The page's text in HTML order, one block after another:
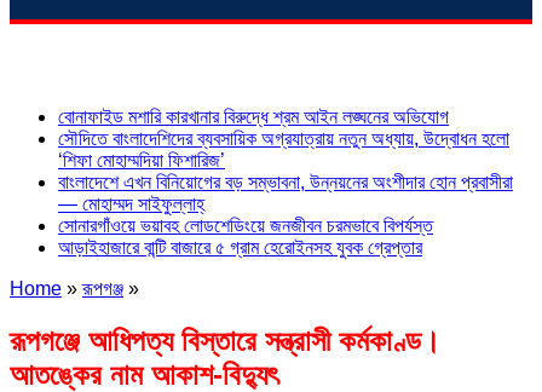
বোনাফাইড মশারি কারখানার বিরুদ্ধে শ্রম আইন লঙ্ঘনের অভিযোগ
সৌদিতে বাংলাদেশিদের ব্যবসায়িক অগ্রযাত্রায় নতুন অধ্যায়, উদ্বোধন হলো
‘শিফা মোহাম্মদিয়া ফিশারিজ’
বাংলাদেশে এখন বিনিয়োগের বড় সম্ভাবনা, উন্নয়নের অংশীদার হোন প্রবাসীরা
— মোহাম্মদ সাইফুল্লাহ্
সোনারগাঁওয়ে ভয়াবহ লোডশেডিংয়ে জনজীবন চরমভাবে বিপর্যস্ত
আড়াইহাজারে বান্টি বাজারে ৫ গ্রাম হেরোইনসহ যুবক গ্রেপ্তার
Home »রূপগঞ্জ »
রূপগঞ্জে আধিপত্য বিস্তারে সন্ত্রাসী কর্মকাণ্ড।
আতঙ্কের নাম আকাশ-বিদ্যুৎ